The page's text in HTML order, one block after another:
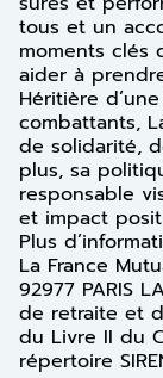
tous et un
moments clés
aider à
Héritière
combattants,
de solidarité,
plus, sa
responsable
et impact
Plus
La France
92977 PARIS
de retraite et
du Livre II du
répertoire